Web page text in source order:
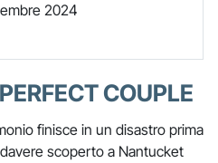
2024
COUPLE
finisce in un disastro prima
scoperto a Nantucket